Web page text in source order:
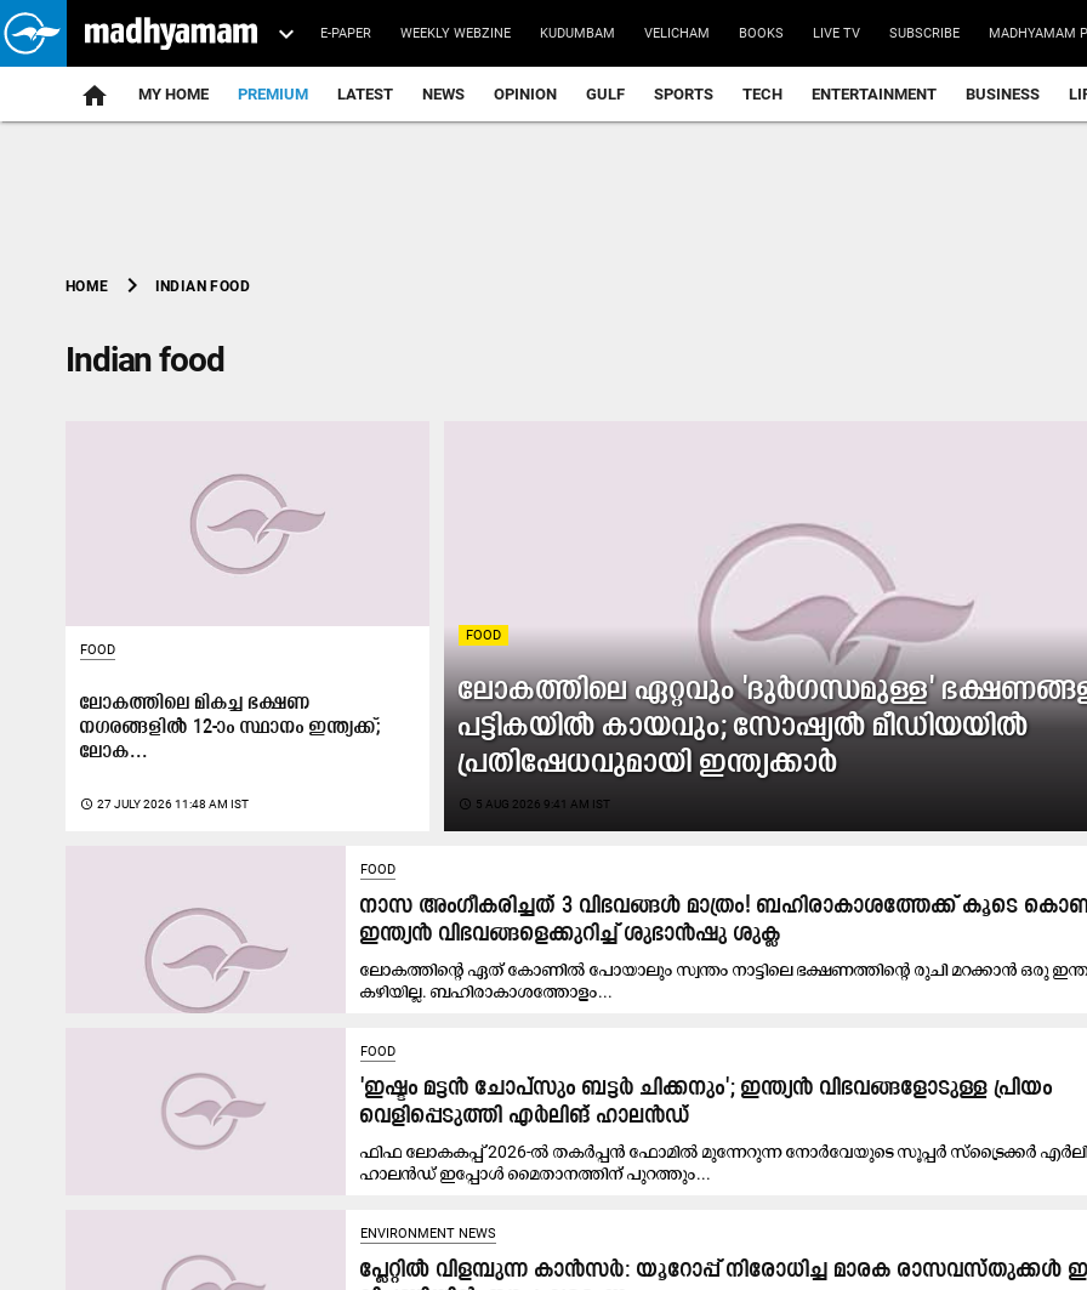
E-PAPER WEEKLY WEBZINE KUDUMBAM VELICHAM BOOKS LIVE TV SUBSCRIBE MADHYAMAM
home MY HOME PREMIUM LATEST NEWS OPINION GULF SPORTS TECH ENTERTAINMENT BUSINESS
HOME chevron_right INDIAN FOOD
Indian food
FOOD
ലോകത്തിലെ ഏറ്റവും 'ദുർഗന്ധമുള്ള'
പട്ടികയിൽ കായവും; സോഷ്യൽ മീഡിയയിൽ
പ്രതിഷേധവുമായി ഇന്ത്യക്കാർ
access_time 5 AUG 2026 9:41 AM IST
FOOD
ലോകത്തിലെ മികച്ച ഭക്ഷണ
നഗരങ്ങളിൽ 12-ാം സ്ഥാനം ഇന്ത്യക്ക്;
ലോക...
access_time 27 JULY 2026 11:48 AM IST
FOOD
നാസ അംഗീകരിച്ചത് 3 വിഭവങ്ങൾ മാത്രം! ബഹിരാകാശത്തേക്ക് കൂടെ
ഇന്ത്യൻ വിഭവങ്ങളെക്കുറിച്ച് ശുഭാൻഷു ശുക്ല
ലോകത്തിന്റെ ഏത് കോണിൽ പോയാലും സ്വന്തം നാട്ടിലെ ഭക്ഷണത്തിന്റെ രുചി മറക്കാൻ ഒരു
കഴിയില്ല. ബഹിരാകാശത്തോളം...
FOOD
'ഇഷ്ടം മട്ടൻ ചോപ്സും ബട്ടർ ചിക്കനും'; ഇന്ത്യൻ വിഭവങ്ങളോടുള്ള പ്രിയം
വെളിപ്പെടുത്തി എർലിങ് ഹാലൻഡ്
ഫിഫ ലോകകപ്പ് 2026-ൽ തകർപ്പൻ ഫോമിൽ മുന്നേറുന്ന നോർവേയുടെ സൂപ്പർ സ്ട്രൈക്കർ
ഹാലൻഡ് ഇപ്പോൾ മൈതാനത്തിന് പുറത്തും...
ENVIRONMENT NEWS
പ്ലേറ്റിൽ വിളമ്പുന്ന കാൻസർ: യൂറോപ്പ് നിരോധിച്ച മാരക രാസവസ്തുക്കൾ